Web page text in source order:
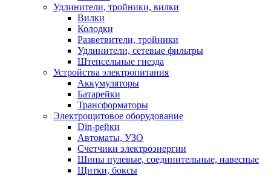
Удлинители, тройники, вилки
Вилки
Колодки
Разветвители, тройники
Удлинители, сетевые фильтры
Штепсельные гнезда
Устройства электропитания
Аккумуляторы
Батарейки
Трансформаторы
Электрощитовое оборудование
Din-рейки
Автоматы, УЗО
Счетчики электроэнергии
Шины нулевые, соединительные, навесные
Щитки, боксы